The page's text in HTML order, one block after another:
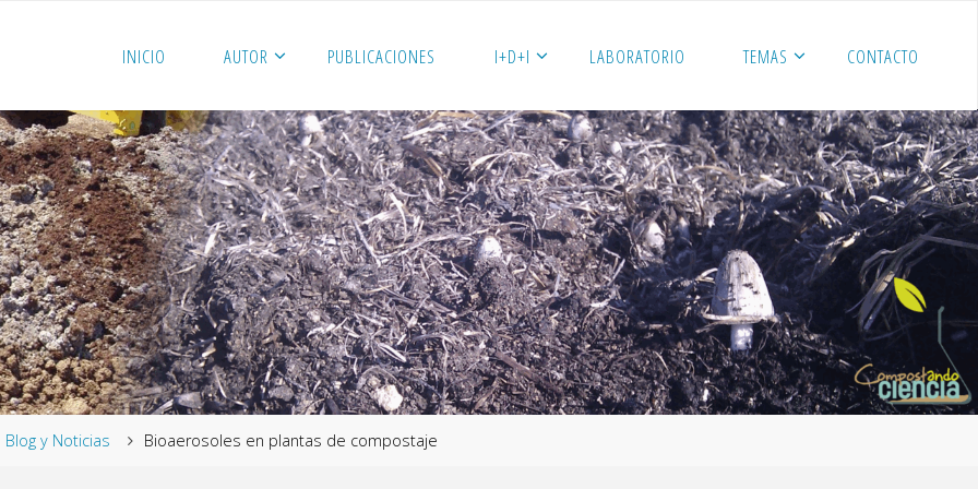
INICIO AUTOR PUBLICACIONES I+D+I LABORATORIO TEMAS CONTACTO
Blog y Noticias Bioaerosoles en plantas de compostaje